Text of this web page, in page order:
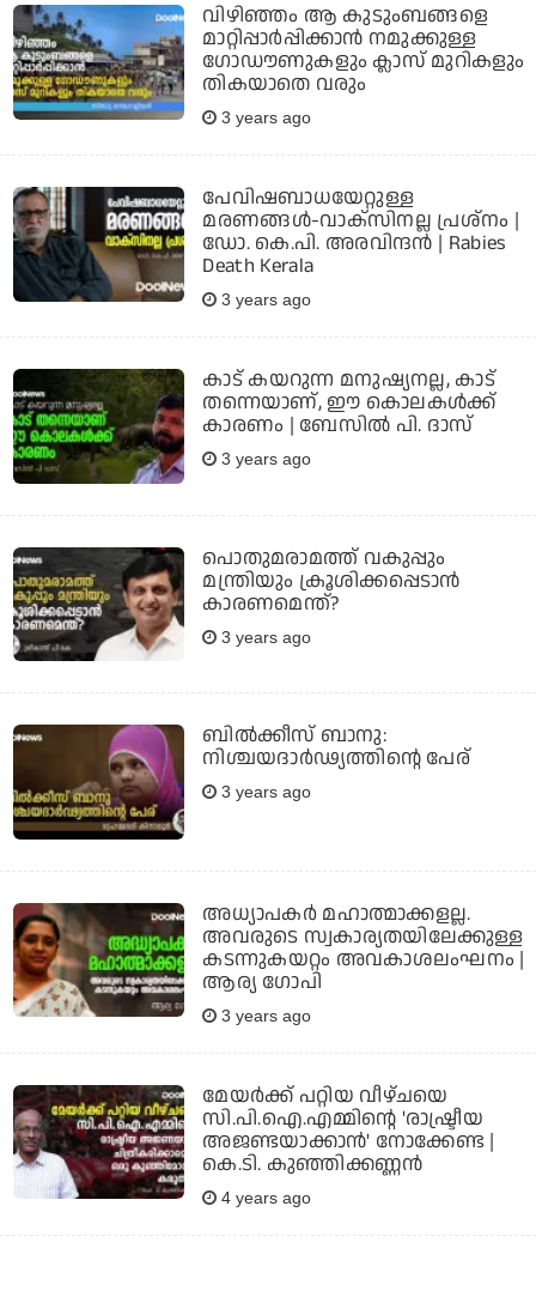
വിഴിഞ്ഞം ആ കുടുംബങ്ങളെ
മാറ്റിപ്പാര്‍പ്പിക്കാന്‍ നമുക്കുള്ള
ഗോഡൗണുകളും ക്ലാസ് മുറികളും
തികയാതെ വരും
3 years ago
പേവിഷബാധയേറ്റുള്ള
മരണങ്ങള്‍-വാക്‌സിനല്ല പ്രശ്‌നം |
ഡോ. കെ.പി. അരവിന്ദന്‍ | Rabies
Death Kerala
3 years ago
കാട് കയറുന്ന മനുഷ്യനല്ല, കാട്
തന്നെയാണ്, ഈ കൊലകള്‍ക്ക്
കാരണം | ബേസില്‍ പി. ദാസ്
3 years ago
പൊതുമരാമത്ത് വകുപ്പും
മന്ത്രിയും ക്രൂശിക്കപ്പെടാന്‍
കാരണമെന്ത്?
3 years ago
ബില്‍ക്കീസ് ബാനു:
നിശ്ചയദാര്‍ഢ്യത്തിന്റെ പേര്
3 years ago
അധ്യാപകര്‍ മഹാത്മാക്കളല്ല.
അവരുടെ സ്വകാര്യതയിലേക്കുള്ള
കടന്നുകയറ്റം അവകാശലംഘനം |
ആര്യ ഗോപി
3 years ago
മേയര്‍ക്ക് പറ്റിയ വീഴ്ചയെ
സി.പി.ഐ.എമ്മിന്റെ 'രാഷ്ട്രീയ
അജണ്ടയാക്കാന്‍' നോക്കേണ്ട |
കെ.ടി. കുഞ്ഞിക്കണ്ണന്‍
4 years ago